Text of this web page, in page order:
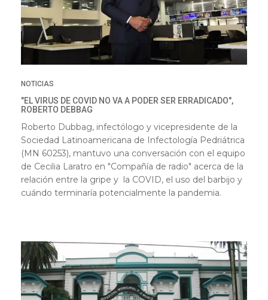
NOTICIAS
"EL VIRUS DE COVID NO VA A PODER SER ERRADICADO",
ROBERTO DEBBAG
Roberto Dubbag, infectólogo y vicepresidente de la
Sociedad Latinoamericana de Infectología Pedriátrica
(MN 60253), mantuvo una conversación con el equipo
de Cecilia Laratro en "Compañía de radio" acerca de la
relación entre la gripe y la COVID, el uso del barbijo y
cuándo terminaría potencialmente la pandemia.